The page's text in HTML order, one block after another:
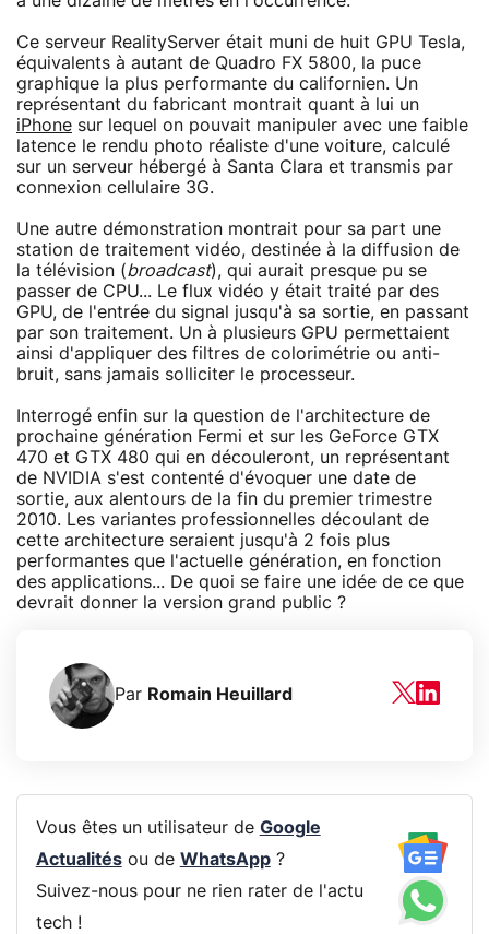
Ce serveur RealityServer était muni de huit GPU Tesla,
équivalents à autant de Quadro FX 5800, la puce
graphique la plus performante du californien. Un
représentant du fabricant montrait quant à lui un
iPhone sur lequel on pouvait manipuler avec une faible
latence le rendu photo réaliste d'une voiture, calculé
sur un serveur hébergé à Santa Clara et transmis par
connexion cellulaire 3G.
Une autre démonstration montrait pour sa part une
station de traitement vidéo, destinée à la diffusion de
la télévision (broadcast), qui aurait presque pu se
passer de CPU... Le flux vidéo y était traité par des
GPU, de l'entrée du signal jusqu'à sa sortie, en passant
par son traitement. Un à plusieurs GPU permettaient
ainsi d'appliquer des filtres de colorimétrie ou anti-
bruit, sans jamais solliciter le processeur.
Interrogé enfin sur la question de l'architecture de
prochaine génération Fermi et sur les GeForce GTX
470 et GTX 480 qui en découleront, un représentant
de NVIDIA s'est contenté d'évoquer une date de
sortie, aux alentours de la fin du premier trimestre
2010. Les variantes professionnelles découlant de
cette architecture seraient jusqu'à 2 fois plus
performantes que l'actuelle génération, en fonction
des applications... De quoi se faire une idée de ce que
devrait donner la version grand public ?
Par Romain Heuillard
Vous êtes un utilisateur de Google
Actualitésou de WhatsApp?
Suivez-nous pour ne rien rater de l'actu
tech !